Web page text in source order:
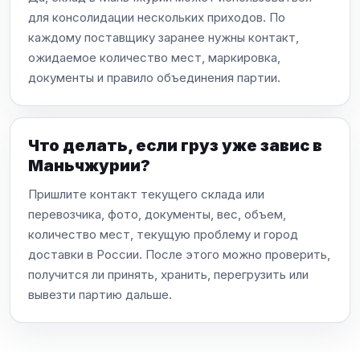
для консолидации нескольких приходов. По
каждому поставщику заранее нужны контакт,
ожидаемое количество мест, маркировка,
документы и правило объединения партии.
Что делать, если груз уже завис в
Маньчжурии?
Пришлите контакт текущего склада или
перевозчика, фото, документы, вес, объем,
количество мест, текущую проблему и город
доставки в России. После этого можно проверить,
получится ли принять, хранить, перегрузить или
вывезти партию дальше.